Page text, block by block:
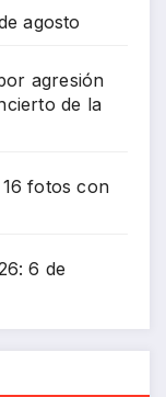
agosto
agresión
de la
16 fotos con
6 de